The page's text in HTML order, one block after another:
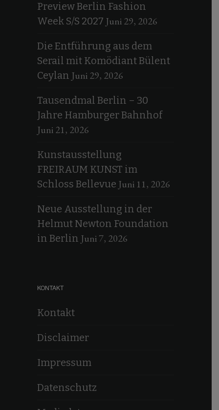
Preview Berlin Fashion
Week S/S 2027 Juni 29, 2026
Die Entführung aus dem
Serail mit Komödiant Bülent
Ceylan Juni 29, 2026
Tausendmal Berlin – 30
Jahre Hamburger Bahnhof
Juni 21, 2026
Kunstausstellung
FREIRAUM KUNST im
Schloss Bellevue Juni 11, 2026
Neue Ausstellung in der
Helmut Newton Foundation
in Berlin Juni 7, 2026
KONTAKT
Kontakt
Disclaimer
Impressum
Datenschutz